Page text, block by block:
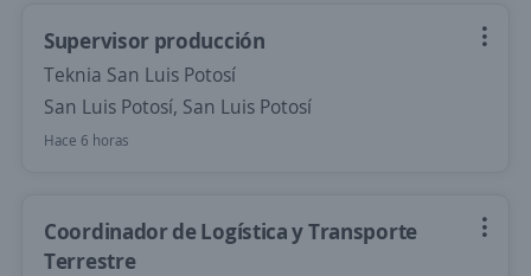
Supervisor producción
Teknia San Luis Potosí
San Luis Potosí, San Luis Potosí
Hace 6 horas
Coordinador de Logística y Transporte
Terrestre